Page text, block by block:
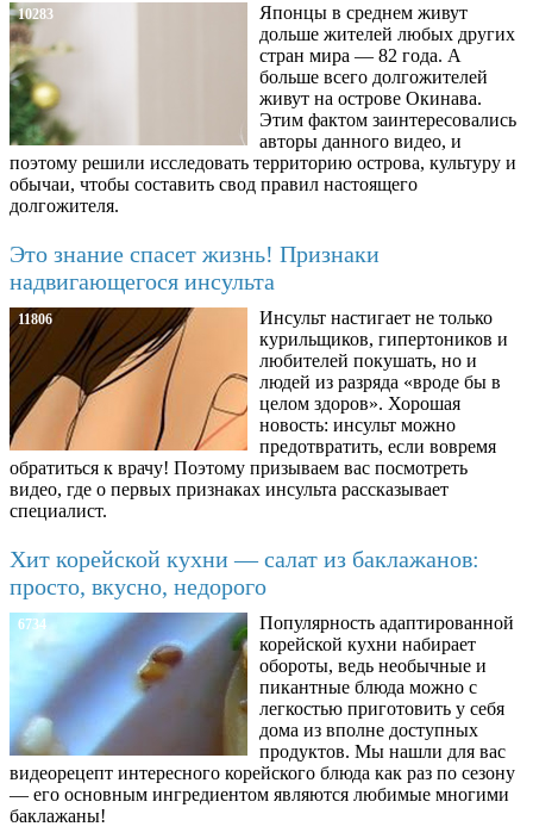
10283
Японцы в среднем живут
дольше жителей любых других
стран мира — 82 года. А
больше всего долгожителей
живут на острове Окинава.
Этим фактом заинтересовались
авторы данного видео, и
поэтому решили исследовать территорию острова, культуру и
обычаи, чтобы составить свод правил настоящего
долгожителя.
Это знание спасет жизнь! Признаки
надвигающегося инсульта
11806
Инсульт настигает не только
курильщиков, гипертоников и
любителей покушать, но и
людей из разряда «вроде бы в
целом здоров». Хорошая
новость: инсульт можно
предотвратить, если вовремя
обратиться к врачу! Поэтому призываем вас посмотреть
видео, где о первых признаках инсульта рассказывает
специалист.
Хит корейской кухни — салат из баклажанов:
просто, вкусно, недорого
6734
Популярность адаптированной
корейской кухни набирает
обороты, ведь необычные и
пикантные блюда можно с
легкостью приготовить у себя
дома из вполне доступных
продуктов. Мы нашли для вас
видеорецепт интересного корейского блюда как раз по сезону
— его основным ингредиентом являются любимые многими
баклажаны!